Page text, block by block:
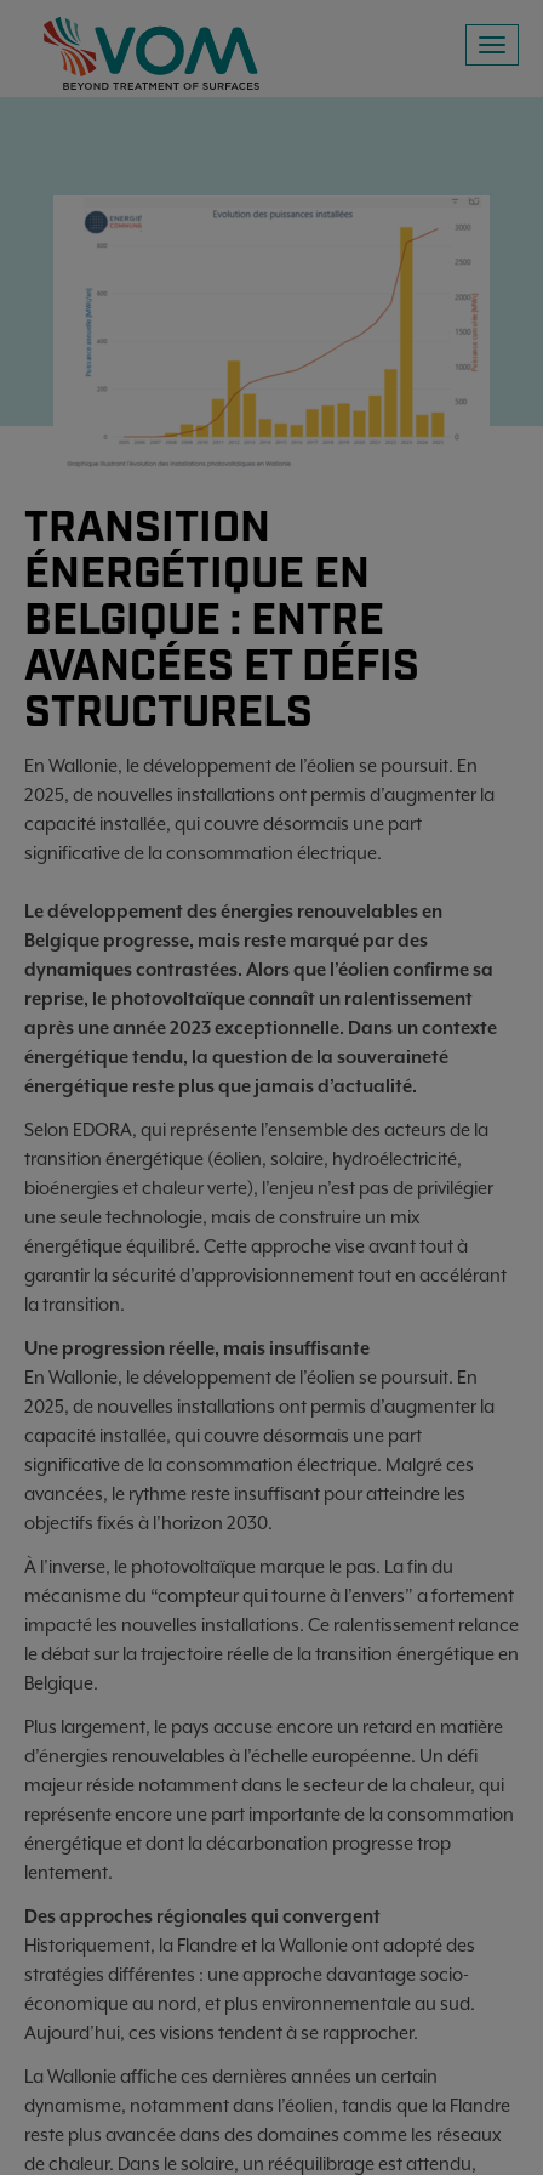
Toggle
TRANSITION
ÉNERGÉTIQUE EN
BELGIQUE : ENTRE
AVANCÉES ET DÉFIS
STRUCTURELS
En Wallonie, le développement de l’éolien se poursuit. En
2025, de nouvelles installations ont permis d’augmenter la
capacité installée, qui couvre désormais une part
significative de la consommation électrique.
Le développement des énergies renouvelables en
Belgique progresse, mais reste marqué par des
dynamiques contrastées. Alors que l’éolien confirme sa
reprise, le photovoltaïque connaît un ralentissement
après une année 2023 exceptionnelle. Dans un contexte
énergétique tendu, la question de la souveraineté
énergétique reste plus que jamais d’actualité.
Selon EDORA, qui représente l’ensemble des acteurs de la
transition énergétique (éolien, solaire, hydroélectricité,
bioénergies et chaleur verte), l’enjeu n’est pas de privilégier
une seule technologie, mais de construire un mix
énergétique équilibré. Cette approche vise avant tout à
garantir la sécurité d’approvisionnement tout en accélérant
la transition.
Une progression réelle, mais insuffisante
En Wallonie, le développement de l’éolien se poursuit. En
2025, de nouvelles installations ont permis d’augmenter la
capacité installée, qui couvre désormais une part
significative de la consommation électrique. Malgré ces
avancées, le rythme reste insuffisant pour atteindre les
objectifs fixés à l’horizon 2030.
À l’inverse, le photovoltaïque marque le pas. La fin du
mécanisme du “compteur qui tourne à l’envers” a fortement
impacté les nouvelles installations. Ce ralentissement relance
le débat sur la trajectoire réelle de la transition énergétique en
Belgique.
Plus largement, le pays accuse encore un retard en matière
d’énergies renouvelables à l’échelle européenne. Un défi
majeur réside notamment dans le secteur de la chaleur, qui
représente encore une part importante de la consommation
énergétique et dont la décarbonation progresse trop
lentement.
Des approches régionales qui convergent
Historiquement, la Flandre et la Wallonie ont adopté des
stratégies différentes : une approche davantage socio-
économique au nord, et plus environnementale au sud.
Aujourd’hui, ces visions tendent à se rapprocher.
La Wallonie affiche ces dernières années un certain
dynamisme, notamment dans l’éolien, tandis que la Flandre
reste plus avancée dans des domaines comme les réseaux
de chaleur. Dans le solaire, un rééquilibrage est attendu,